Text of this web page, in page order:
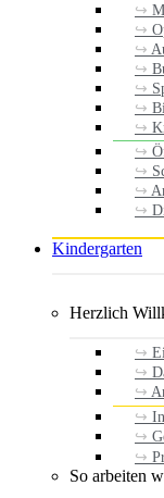
Kindergarten
Herzlich
So arbeiten